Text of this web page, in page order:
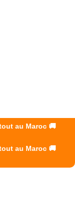
avec des
à chaque
au Maroc 🚚
au Maroc 🚚